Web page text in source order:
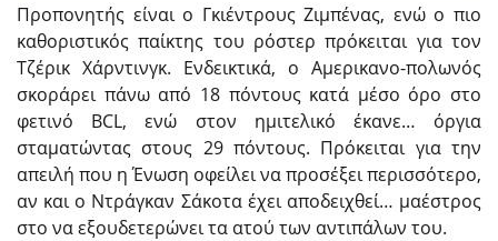
Προπονητής είναι ο Γκιέντρους Ζιμπένας, ενώ ο πιο
καθοριστικός παίκτης του ρόστερ πρόκειται για τον
Τζέρικ Χάρντινγκ. Ενδεικτικά, ο Αμερικανο-πολωνός
σκοράρει πάνω από 18 πόντους κατά μέσο όρο στο
φετινό BCL, ενώ στον ημιτελικό έκανε… όργια
σταματώντας στους 29 πόντους. Πρόκειται για την
απειλή που η Ένωση οφείλει να προσέξει περισσότερο,
αν και ο Ντράγκαν Σάκοτα έχει αποδειχθεί… μαέστρος
στο να εξουδετερώνει τα ατού των αντιπάλων του.